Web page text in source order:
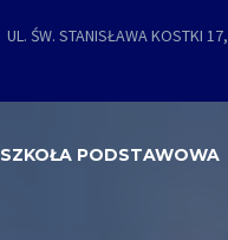
UL. ŚW. STANISŁAWA KOSTKI
SZKOŁA PODSTAWOWA